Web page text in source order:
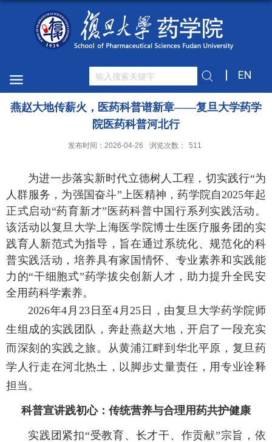
EN
燕赵大地传薪火，医药科普谱新章——复旦大学药学
院医药科普河北行
发布时间：2026-04-26 浏览次数： 511
为进一步落实新时代立德树人工程，切实践行“为
人群服务，为强国奋斗”上医精神，药学院自2025年起
正式启动“药育新才”医药科普中国行系列实践活动。
该活动以复旦大学上海医学院博士生医疗服务团的实
践育人新范式为指导，旨在通过系统化、规范化的科
普实践活动，培养具有家国情怀、专业素养和实践能
力的“干细胞式”药学拔尖创新人才，助力提升全民安
全用药科学素养。
2026年4月23日至4月25日，由复旦大学药学院师
生组成的实践团队，奔赴燕赵大地，开启了一段充实
而深刻的实践之旅。从黄浦江畔到华北平原，复旦药
学人行走在河北热土，以脚步丈量责任，用专业诠释
担当。
科普宣讲践初心：传统营养与合理用药共护健康
实践团紧扣“受教育、长才干、作贡献”宗旨，依